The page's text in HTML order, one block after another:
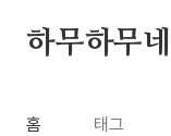
하무하무네
홈 태그